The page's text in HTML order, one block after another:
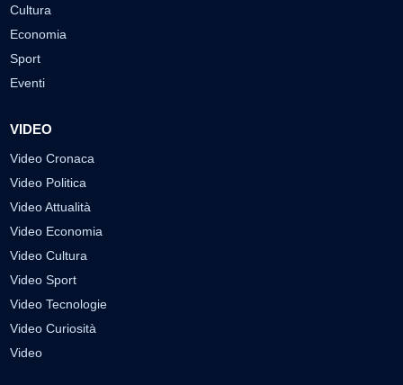
Cultura
Economia
Sport
Eventi
VIDEO
Video Cronaca
Video Politica
Video Attualità
Video Economia
Video Cultura
Video Sport
Video Tecnologie
Video Curiosità
Video